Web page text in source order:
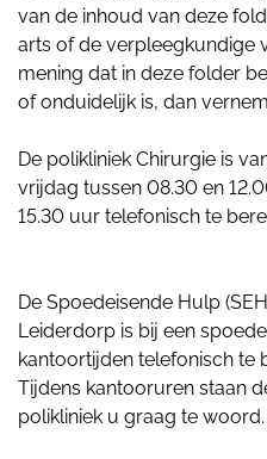
van de inhoud van deze
arts of de verpleegkundige
mening dat in deze folder
of onduidelijk is, dan
De polikliniek Chirurgie is
vrijdag tussen 08.30 en
15.30 uur telefonisch te
De Spoedeisende Hulp
Leiderdorp is bij een
kantoortijden telefonisch te
Tijdens kantooruren staan
polikliniek u graag te woord.